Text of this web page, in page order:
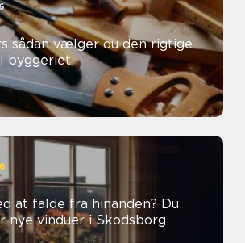
byggeriet
at falde fra hinanden? Du
nye vinduer i Skodsborg